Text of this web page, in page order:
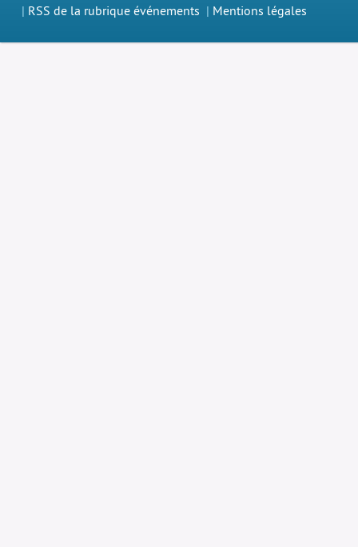
| RSS de la rubrique événements | Mentions légales